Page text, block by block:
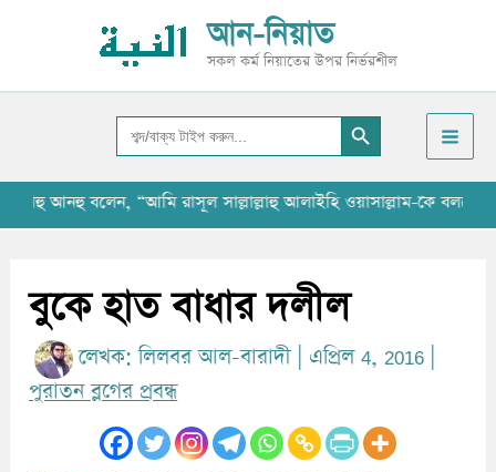
আন-নিয়াত
সকল কর্ম নিয়াতের উপর নির্ভরশীল
Search
for:
Search Button
বলেন, “আমি রাসূল সাল্লাল্লাহু আলাইহি ওয়াসাল্লাম-কে বলতে
বুকে হাত বাধার দলীল
লেখক: লিলবর আল-বারাদী এপ্রিল 4, 2016
পুরাতন ব্লগের প্রবন্ধ
ই